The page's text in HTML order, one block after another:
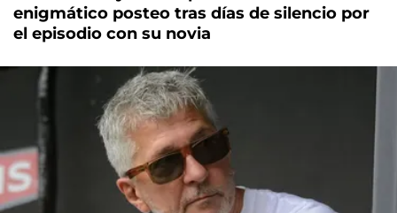
enigmático posteo tras días de silencio por
el episodio con su novia